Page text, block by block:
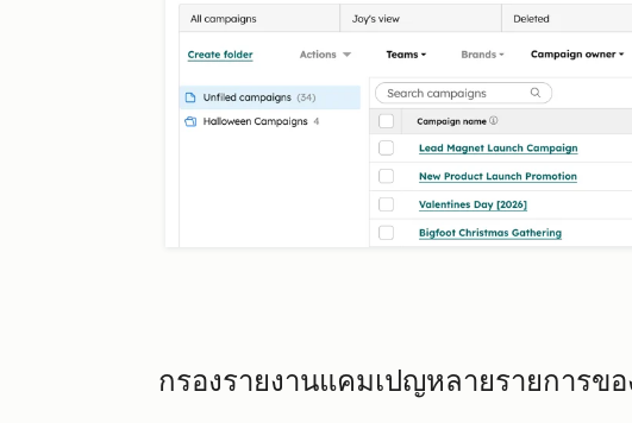
กรองรายงานแคมเปญหลายรายการข